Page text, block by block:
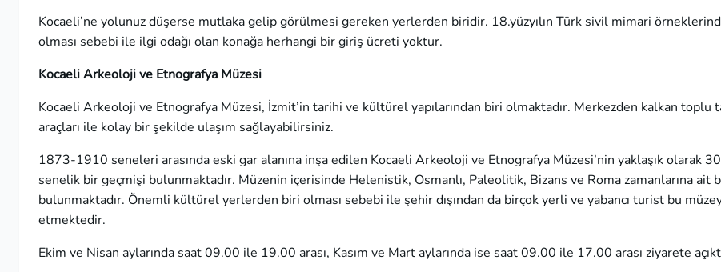
Kocaeli’ne yolunuz düşerse mutlaka gelip görülmesi gereken yerlerden biridir. 18.yüzyılın Türk sivil mimari
olması sebebi ile ilgi odağı olan konağa herhangi bir giriş ücreti yoktur.
Kocaeli Arkeoloji ve Etnografya Müzesi
Kocaeli Arkeoloji ve Etnografya Müzesi, İzmit’in tarihi ve kültürel yapılarından biri olmaktadır. Merkezden kalkan toplu
araçları ile kolay bir şekilde ulaşım sağlayabilirsiniz.
1873-1910 seneleri arasında eski gar alanına inşa edilen Kocaeli Arkeoloji ve Etnografya Müzesi’nin yaklaşık olarak
senelik bir geçmişi bulunmaktadır. Müzenin içerisinde Helenistik, Osmanlı, Paleolitik, Bizans ve Roma zamanlarına ait
bulunmaktadır. Önemli kültürel yerlerden biri olması sebebi ile şehir dışından da birçok yerli ve yabancı turist bu
etmektedir.
Ekim ve Nisan aylarında saat 09.00 ile 19.00 arası, Kasım ve Mart aylarında ise saat 09.00 ile 17.00 arası ziyarete